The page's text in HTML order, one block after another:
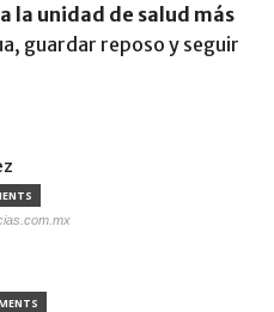
la unidad de salud más
guardar reposo y seguir